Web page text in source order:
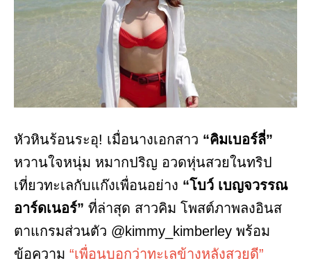
หัวหินร้อนระอุ! เมื่อนางเอกสาว “คิมเบอร์ลี่”
หวานใจหนุ่ม หมากปริญ อวดหุ่นสวยในทริป
เที่ยวทะเลกับแก๊งเพื่อนอย่าง “โบว์ เบญจวรรณ
อาร์ดเนอร์” ที่ล่าสุด สาวคิม โพสต์ภาพลงอินส
ตาแกรมส่วนตัว @kimmy_kimberley พร้อม
ข้อความ “เพื่อนบอกว่าทะเลข้างหลังสวยดี”